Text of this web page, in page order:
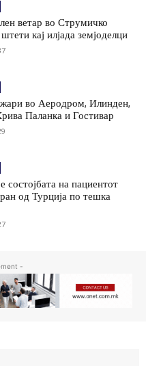
ветар во Струмичко
кај илјада земјоделци
во Аеродром, Илинден,
Паланка и Гостивар
состојбата на пациентот
од Турција по тешка
-